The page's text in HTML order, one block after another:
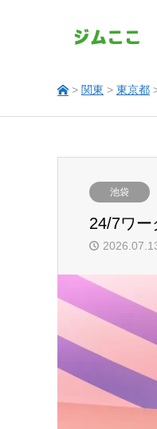
> 関東 > 東京都
池袋
24/7ワー